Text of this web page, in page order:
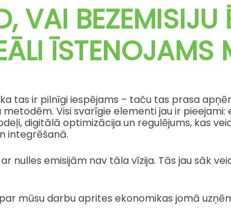
VAI BEZEMISIJU
ĪSTENOJAMS
tas ir pilnīgi iespējams – taču tas prasa
Visi svarīgie elementi jau ir
digitālā optimizācija un regulējums, kas
integrēšanā.
nulles emisijām nav tāla vīzija. Tās jau sāk
mūsu darbu aprites ekonomikas jomā